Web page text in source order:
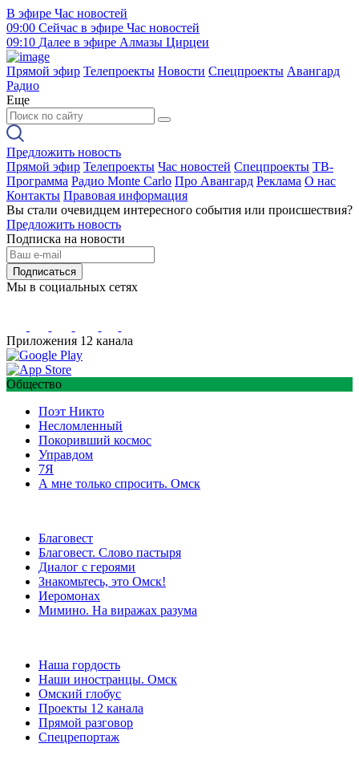
В эфире Час новостей
09:00 Сейчас в эфире Час новостей
09:10 Далее в эфире Алмазы Цирцеи
Прямой эфир Телепроекты Новости Спецпроекты Авангард
Радио
Еще
Предложить новость
Прямой эфир Телепроекты Час новостей Спецпроекты ТВ-
Программа Радио Monte Carlo Про Авангард Реклама О нас
Контакты Правовая информация
Вы стали очевидцем интересного события или происшествия?
Предложить новость
Подписка на новости
Подписаться
Мы в социальных сетях
Приложения 12 канала
Общество
Поэт Никто
Несломленный
Покоривший космос
Управдом
7Я
А мне только спросить. Омск
Благовест
Благовест. Слово пастыря
Диалог с героями
Знакомьтесь, это Омск!
Иеромонах
Мимино. На виражах разума
Наша гордость
Наши иностранцы. Омск
Омский глобус
Проекты 12 канала
Прямой разговор
Спецрепортаж